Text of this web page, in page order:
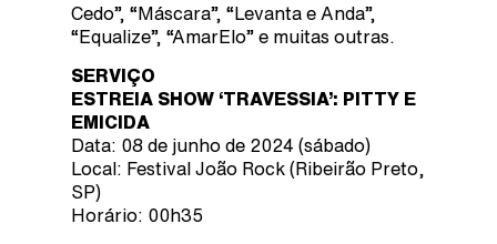
Cedo”, “Máscara”, “Levanta e Anda”,
“Equalize”, “AmarElo” e muitas outras.
SERVIÇO
ESTREIA SHOW ‘TRAVESSIA’: PITTY E
EMICIDA
Data: 08 de junho de 2024 (sábado)
Local: Festival João Rock (Ribeirão Preto,
SP)
Horário: 00h35